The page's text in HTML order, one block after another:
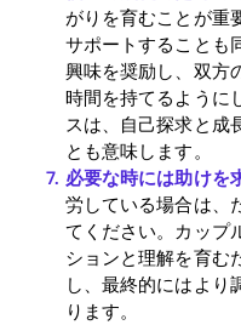
がりを育むことが重
サポートすることも
興味を奨励し、双方
時間を持てるように
スは、自己探求と成
とも意味します。
必要な時には助けを
労している場合は、
てください。カップ
ションと理解を育む
し、最終的にはより
ります。